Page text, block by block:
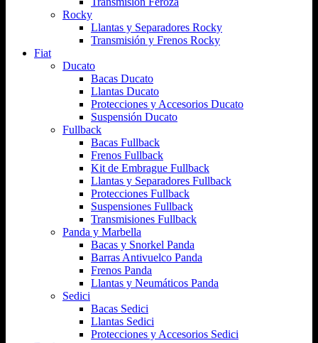
Rocky
Llantas y Separadores Rocky
Transmisión y Frenos Rocky
Fiat
Ducato
Bacas Ducato
Llantas Ducato
Protecciones y Accesorios Ducato
Suspensión Ducato
Fullback
Bacas Fullback
Frenos Fullback
Kit de Embrague Fullback
Llantas y Separadores Fullback
Protecciones Fullback
Suspensiones Fullback
Transmisiones Fullback
Panda y Marbella
Bacas y Snorkel Panda
Barras Antivuelco Panda
Frenos Panda
Llantas y Neumáticos Panda
Sedici
Bacas Sedici
Llantas Sedici
Protecciones y Accesorios Sedici